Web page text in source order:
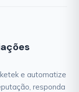
e automatize
responda